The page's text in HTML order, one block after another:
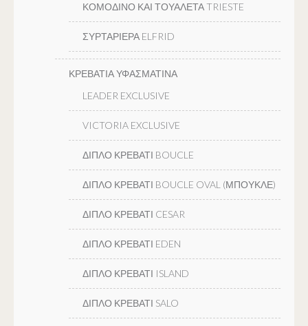
ΚΟΜΟΔΙΝΟ ΚΑΙ ΤΟΥΑΛΕΤΑ TRIESTE
ΣΥΡΤΑΡΙΕΡΑ ELFRID
ΚΡΕΒΑΤΙΑ ΥΦΑΣΜΑΤΙΝΑ
LEADER EXCLUSIVE
VICTORIA EXCLUSIVE
ΔΙΠΛΟ ΚΡΕΒΑΤΙ BOUCLE
ΔΙΠΛΟ ΚΡΕΒΑΤΙ BOUCLE OVAL (ΜΠΟΥΚΛΕ)
ΔΙΠΛΟ ΚΡΕΒΑΤΙ CESAR
ΔΙΠΛΟ ΚΡΕΒΑΤΙ EDEN
ΔΙΠΛΟ ΚΡΕΒΑΤΙ ISLAND
ΔΙΠΛΟ ΚΡΕΒΑΤΙ SALO